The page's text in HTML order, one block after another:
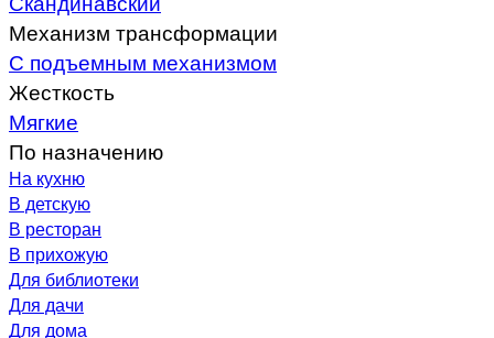
Механизм трансформации
С подъемным механизмом
Жесткость
Мягкие
По назначению
На кухню
В детскую
В ресторан
В прихожую
Для библиотеки
Для дачи
Для дома